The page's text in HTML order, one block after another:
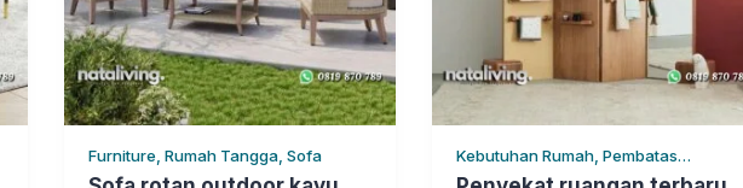
Furniture, Rumah Tangga, Sofa
Kebutuhan Rumah, Pembatas
Ruangan, Rumah Tangga